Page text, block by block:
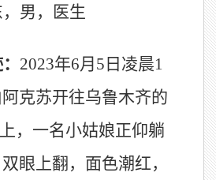
男，医生
2023年6月5日凌晨1
克苏开往乌鲁木齐的
，一名小姑娘正仰躺
眼上翻，面色潮红，